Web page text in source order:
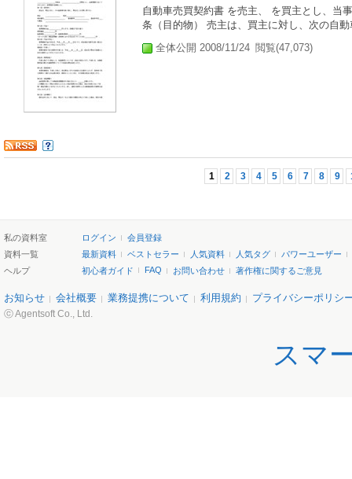
自動車売買契約書 を売主、 を買主とし、当
条（目的物） 売主は、買主に対し、次の自
全体公開 2008/11/24 閲覧(47,073)
1 2 3 4 5 6 7 8 9
私の資料室 ログイン
会員登録
資料一覧
最新資料 ベストセラー 人気資料 人気タグ
パワーユーザー
ヘルプ
初心者ガイド FAQ お問い合わせ 著作権に関するご意見
お知らせ 会社概要 業務提携について 利用規約 プライバシーポリシ
ⓒ Agentsoft Co., Ltd.
スマ